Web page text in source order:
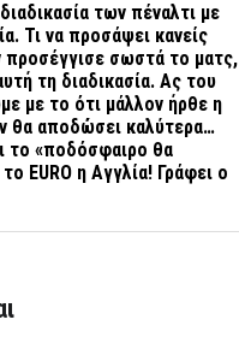
των πέναλτι με
Τι να προσάψει κανείς
προσέγγισε σωστά το ματς,
τη διαδικασία. Ας του
με το ότι μάλλον ήρθε η
θα αποδώσει καλύτερα…
το «ποδόσφαιρο θα
EURO η Αγγλία! Γράφει ο